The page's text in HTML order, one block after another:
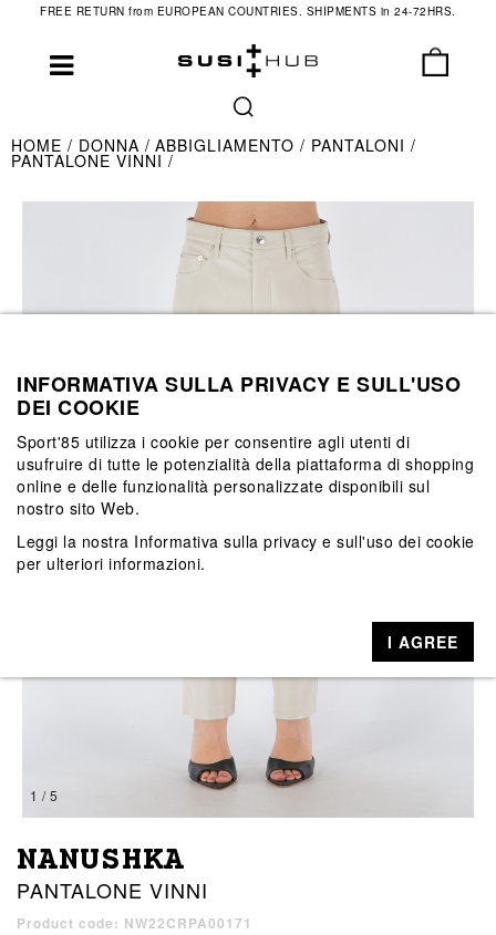
FREE RETURN from EUROPEAN COUNTRIES. SHIPMENTS in 24-72HRS.
HOME DONNA ABBIGLIAMENTO PANTALONI
PANTALONE VINNI
1 / 5
NANUSHKA
PANTALONE VINNI
Product code: NW22CRPA00171
INFORMATIVA SULLA PRIVACY E SULL'USO
DEI COOKIE
Sport'85 utilizza i cookie per consentire agli utenti di
usufruire di tutte le potenzialità della piattaforma di shopping
online e delle funzionalità personalizzate disponibili sul
nostro sito Web.
Leggi la nostra Informativa sulla privacy e sull'uso dei cookie
per ulteriori informazioni.
I AGREE